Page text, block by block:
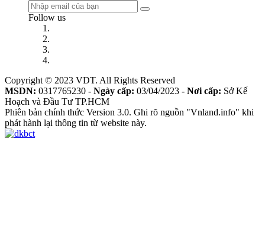
Follow us
Copyright © 2023 VDT. All Rights Reserved
MSDN: 0317765230 - Ngày cấp: 03/04/2023 - Nơi cấp: Sở Kế
Hoạch và Đầu Tư TP.HCM
Phiên bản chính thức Version 3.0. Ghi rõ nguồn "Vnland.info" khi
phát hành lại thông tin từ website này.